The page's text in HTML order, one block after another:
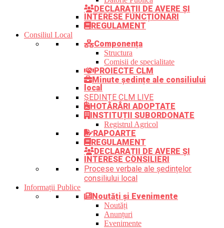
DECLARAȚII DE AVERE ȘI
INTERESE FUNCȚIONARI
REGULAMENT
Consiliul Local
Componența
Structura
Comisii de specialitate
PROIECTE CLM
Minute ședințe ale consiliului
local
ȘEDINȚE CLM LIVE
HOTĂRÂRI ADOPTATE
INSTITUȚII SUBORDONATE
Registrul Agricol
RAPOARTE
REGULAMENT
DECLARAȚII DE AVERE ȘI
INTERESE CONSILIERI
Procese verbale ale ședințelor
consiliului local
Informații Publice
Noutăți și Evenimente
Noutăți
Anunțuri
Evenimente